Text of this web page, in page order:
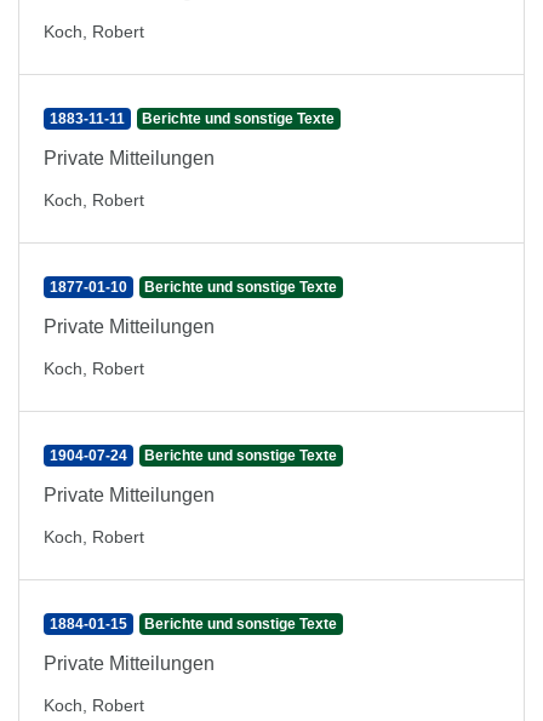
Koch, Robert
1883-11-11 Berichte und sonstige Texte
Private Mitteilungen
Koch, Robert
1877-01-10 Berichte und sonstige Texte
Private Mitteilungen
Koch, Robert
1904-07-24 Berichte und sonstige Texte
Private Mitteilungen
Koch, Robert
1884-01-15 Berichte und sonstige Texte
Private Mitteilungen
Koch, Robert